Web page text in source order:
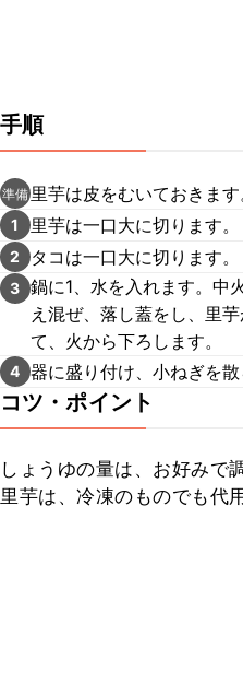
手順
準備 里芋は皮をむいておきます
1 里芋は一口大に切ります。
2 タコは一口大に切ります。
3 鍋に1、水を入れます。中
え混ぜ、落し蓋をし、里
て、火から下ろします。
4 器に盛り付け、小ねぎを散
コツ・ポイント
しょうゆの量は、お好みで
里芋は、冷凍のものでも代